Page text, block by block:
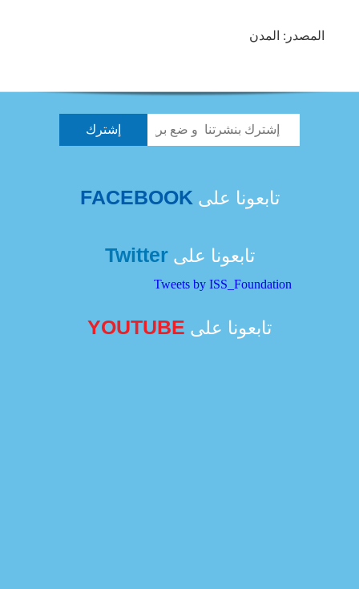
المصدر: المدن
تابعونا على FACEBOOK
تابعونا علىTwitter
Tweets by ISS_Foundation
تابعونا على YOUTUBE